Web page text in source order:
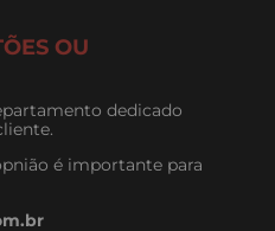
OU
dedicado
é importante para